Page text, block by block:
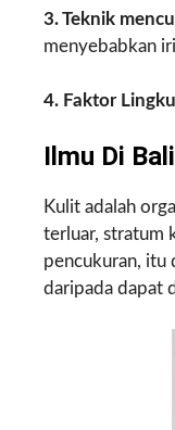
3. Teknik
menyebabkan
4. Faktor
Ilmu Di
Kulit adalah
terluar, stratum
pencukuran, itu
daripada dapat